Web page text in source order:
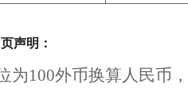
声明：
为100外币换算人民币